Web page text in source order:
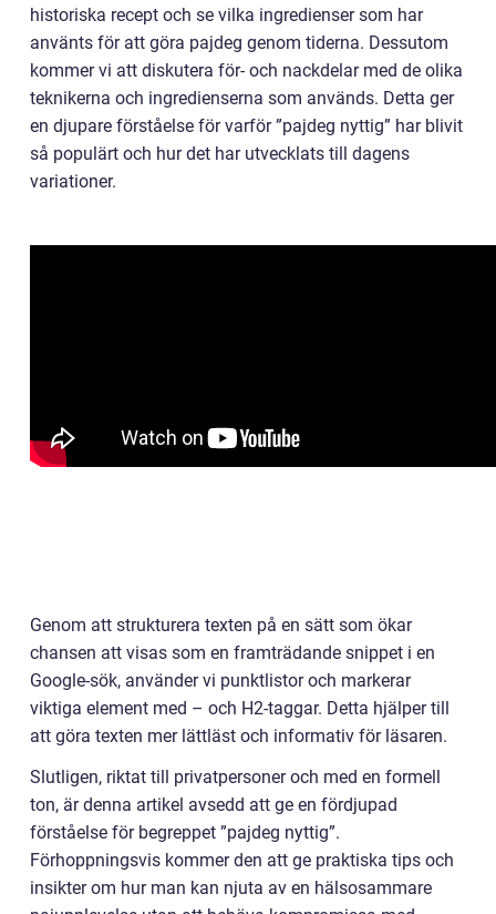
historiska recept och se vilka ingredienser som har
använts för att göra pajdeg genom tiderna. Dessutom
kommer vi att diskutera för- och nackdelar med de olika
teknikerna och ingredienserna som används. Detta ger
en djupare förståelse för varför ”pajdeg nyttig” har blivit
så populärt och hur det har utvecklats till dagens
variationer.
Genom att strukturera texten på en sätt som ökar
chansen att visas som en framträdande snippet i en
Google-sök, använder vi punktlistor och markerar
viktiga element med – och H2-taggar. Detta hjälper till
att göra texten mer lättläst och informativ för läsaren.
Slutligen, riktat till privatpersoner och med en formell
ton, är denna artikel avsedd att ge en fördjupad
förståelse för begreppet ”pajdeg nyttig”.
Förhoppningsvis kommer den att ge praktiska tips och
insikter om hur man kan njuta av en hälsosammare